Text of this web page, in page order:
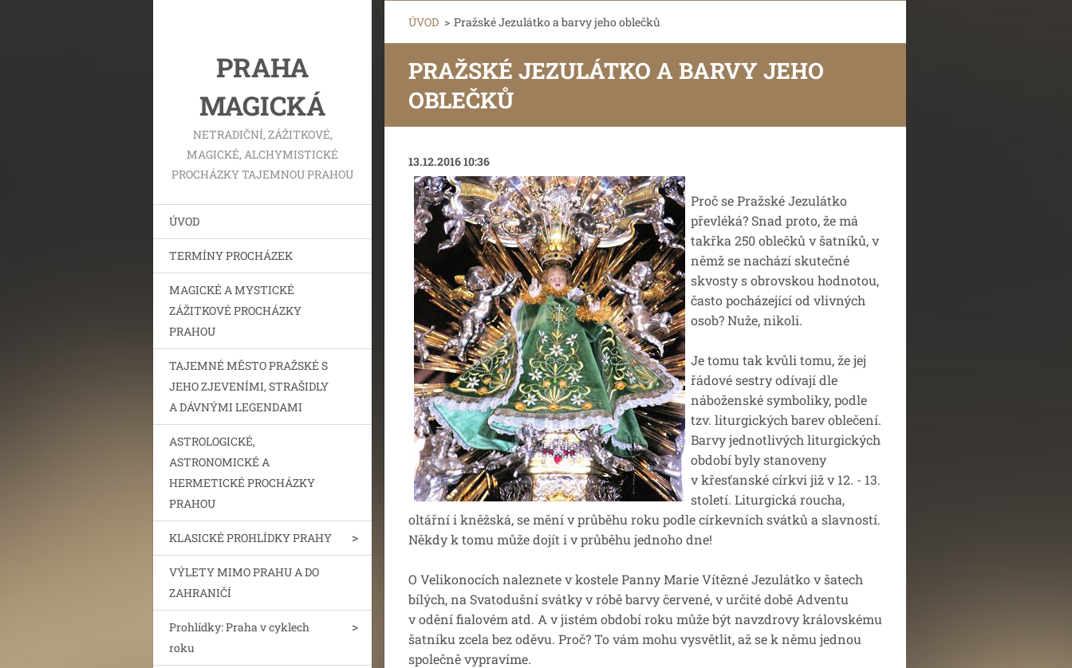
PRAHA
MAGICKÁ
NETRADIČNÍ, ZÁŽITKOVÉ,
MAGICKÉ, ALCHYMISTICKÉ
PROCHÁZKY TAJEMNOU PRAHOU
ÚVOD
TERMÍNY PROCHÁZEK
MAGICKÉ A MYSTICKÉ
ZÁŽITKOVÉ PROCHÁZKY
PRAHOU
TAJEMNÉ MĚSTO PRAŽSKÉ S
JEHO ZJEVENÍMI, STRAŠIDLY
A DÁVNÝMI LEGENDAMI
ASTROLOGICKÉ,
ASTRONOMICKÉ A
HERMETICKÉ PROCHÁZKY
PRAHOU
KLASICKÉ PROHLÍDKY PRAHY
VÝLETY MIMO PRAHU A DO
ZAHRANIČÍ
Prohlídky: Praha v cyklech
roku
ÚVOD > Pražské Jezulátko a barvy jeho oblečků
PRAŽSKÉ JEZULÁTKO A BARVY JEHO
OBLEČKŮ
13.12.2016 10:36
Proč se Pražské Jezulátko
převléká? Snad proto, že má
takřka 250 oblečků v šatníků, v
němž se nachází skutečné
skvosty s obrovskou hodnotou,
často pocházející od vlivných
osob? Nuže, nikoli.
Je tomu tak kvůli tomu, že jej
řádové sestry odívají dle
náboženské symboliky, podle
tzv. liturgických barev oblečení.
Barvy jednotlivých liturgických
období byly stanoveny
v křesťanské církvi již v 12. - 13.
století. Liturgická roucha,
oltářní i kněžská, se mění v průběhu roku podle církevních svátků a slavností.
Někdy k tomu může dojít i v průběhu jednoho dne!
O Velikonocích naleznete v kostele Panny Marie Vítězné Jezulátko v šatech
bílých, na Svatodušní svátky v róbě barvy červené, v určité době Adventu
v odění fialovém atd. A v jistém období roku může být navzdrovy královskému
šatníku zcela bez oděvu. Proč? To vám mohu vysvětlit, až se k němu jednou
společně vypravíme.